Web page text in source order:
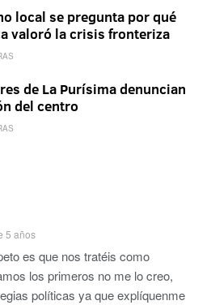
local se pregunta por qué
valoró la crisis fronteriza
de La Purísima denuncian
del centro
5 años
es que nos tratéis como
los primeros no me lo creo,
políticas ya que explíquenme